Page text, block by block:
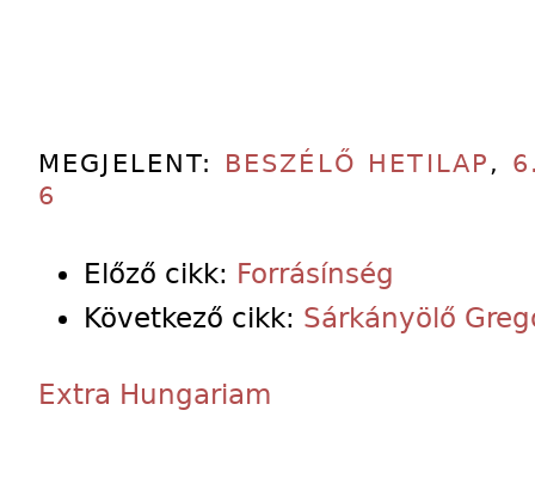
MEGJELENT: BESZÉLŐ HETILAP ,
6
Előző cikk: Forrásínség
Következő cikk: Sárkányölő
Extra Hungariam